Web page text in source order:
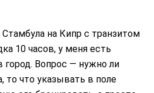
на Кипр с транзитом
10 часов, у меня есть
город. Вопрос — нужно ли
то что указывать в поле